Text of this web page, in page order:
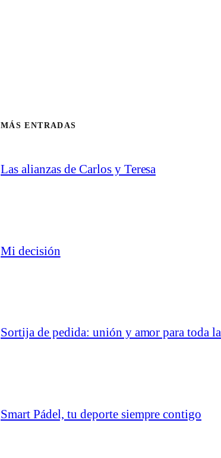
MÁS ENTRADAS
Las alianzas de Carlos y Teresa
Mi decisión
Sortija de pedida: unión y amor para toda
Smart Pádel, tu deporte siempre contigo